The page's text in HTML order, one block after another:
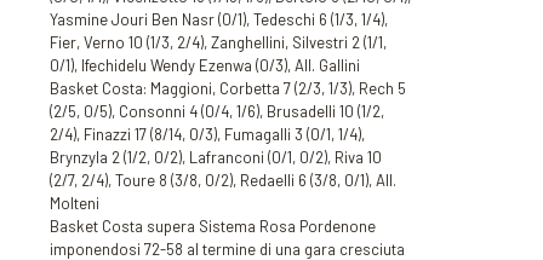
Yasmine Jouri Ben Nasr (0/1), Tedeschi 6 (1/3, 1/4),
Fier, Verno 10 (1/3, 2/4), Zanghellini, Silvestri 2 (1/1,
0/1), Ifechidelu Wendy Ezenwa (0/3), All. Gallini
Basket Costa: Maggioni, Corbetta 7 (2/3, 1/3), Rech 5
(2/5, 0/5), Consonni 4 (0/4, 1/6), Brusadelli 10 (1/2,
2/4), Finazzi 17 (8/14, 0/3), Fumagalli 3 (0/1, 1/4),
Brynzyla 2 (1/2, 0/2), Lafranconi (0/1, 0/2), Riva 10
(2/7, 2/4), Toure 8 (3/8, 0/2), Redaelli 6 (3/8, 0/1), All.
Molteni
Basket Costa supera Sistema Rosa Pordenone
imponendosi 72-58 al termine di una gara cresciuta